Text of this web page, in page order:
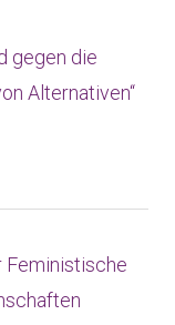
gegen die
Alternativen“
Feministische